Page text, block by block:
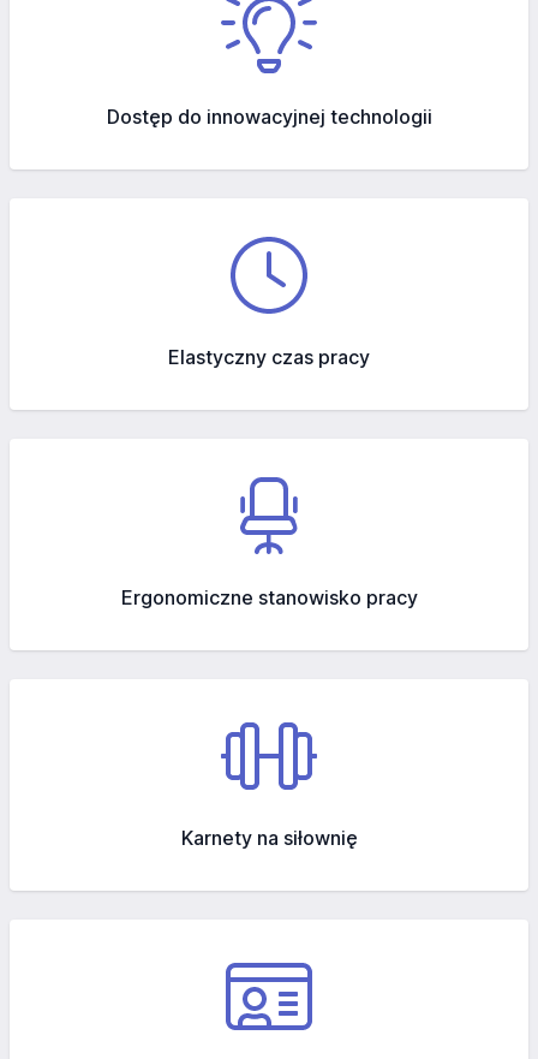
Dostęp do innowacyjnej technologii
Elastyczny czas pracy
Ergonomiczne stanowisko pracy
Karnety na siłownię